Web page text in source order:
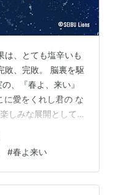
は、とても塩辛いも
敗、完敗。 脳裏を駆
、『春よ、来い』
に愛をくれし君の な
しみな展開として
ョンも被るブラン
らのんびり屋さん
緊の課題である『ド
ヒットが一本出た
#春よ来い